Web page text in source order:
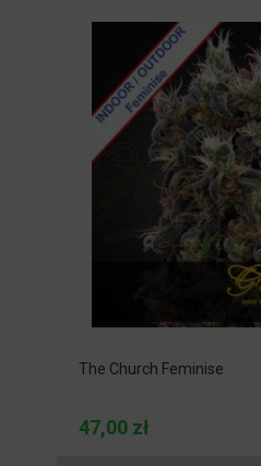
The Church Feminise
47,00 zł